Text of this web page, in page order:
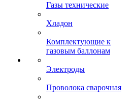
Газы технические
Хладон
Комплектующие к
газовым баллонам
Электроды
Проволока сварочная